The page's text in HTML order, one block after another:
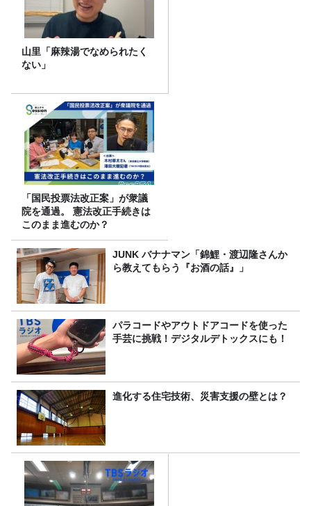
山里「麻辣湯でなめられたく
ない」
「国民投票法改正案」が衆議
院を通過。 憲法改正手続きは
このまま進むのか？
JUNK バナナマン「錦鯉・渡辺隆さんか
ら教えてもらう『お酒の話』」
パラコードやアウトドアコードを使った
手芸に挑戦！デジタルデトックスにも！
進化する住宅技術、災害支援の壁とは？